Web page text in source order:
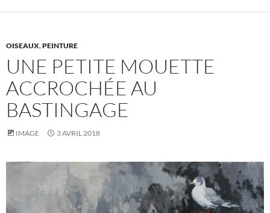
OISEAUX,PEINTURE
UNE PETITE MOUETTE
ACCROCHÉE AU
BASTINGAGE
IMAGE 3 AVRIL 2018